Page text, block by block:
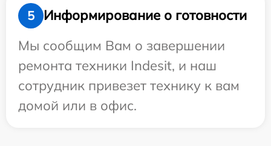
5
Информирование о готовности
Мы сообщим Вам о завершении
ремонта техники Indesit, и наш
сотрудник привезет технику к вам
домой или в офис.